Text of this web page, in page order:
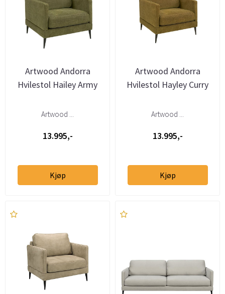
Artwood Andorra
Hvilestol Hailey Army
Artwood ...
13.995,-
Kjøp
Artwood Andorra
Hvilestol Hayley Curry
Artwood ...
13.995,-
Kjøp